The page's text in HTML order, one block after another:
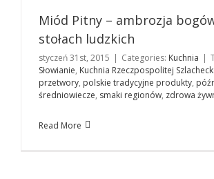
Miód Pitny – ambrozja
stołach ludzkich
styczeń 31st, 2015 | Categories: Kuchnia |
Słowianie, Kuchnia Rzeczpospolitej
przetwory, polskie tradycyjne produkty,
średniowiecze, smaki regionów, zdrowa
Read More